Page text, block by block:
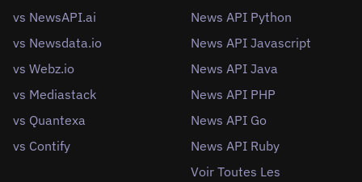
vs NewsAPI.ai
vs Newsdata.io
vs Webz.io
vs Mediastack
vs Quantexa
vs Contify
News API Python
News API Javascript
News API Java
News API PHP
News API Go
News API Ruby
Voir Toutes Les